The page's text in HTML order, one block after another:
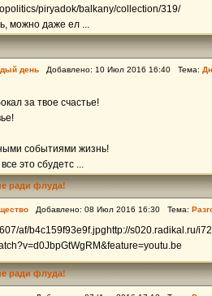
piryadok/balkany/collection/319/
можно даже ел ...
день Добавлено: 10 Июл 2016 16:40 Тема:
за твое счастье!
событиями жизнь!
это сбудетс ...
ради флуда!
Добавлено: 08 Июл 2016 16:30 Тема:
af/b4c159f93e9f.jpghttp://s020.radikal.ru/
ради флуда!